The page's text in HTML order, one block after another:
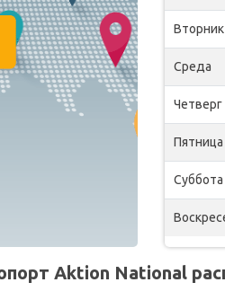
Вторник
Среда
Четверг
Пятница
Суббота
Aktion National